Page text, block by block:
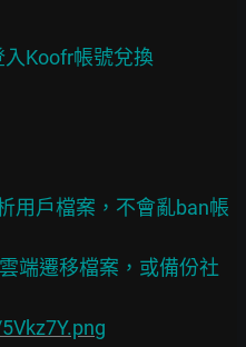
Koofr帳號兌換
用戶檔案，不會亂ban帳
端遷移檔案，或備份社